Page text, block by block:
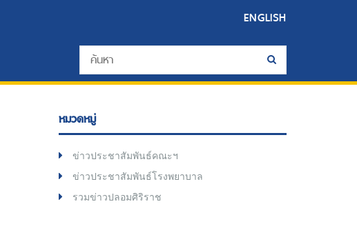
ENGLISH
หมวดหมู่
ข่าวประชาสัมพันธ์คณะฯ
ข่าวประชาสัมพันธ์โรงพยาบาล
รวมข่าวปลอมศิริราช